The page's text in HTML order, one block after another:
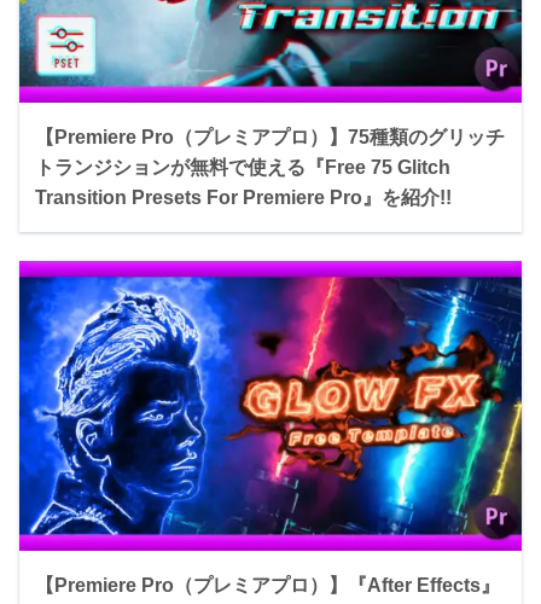
【Premiere Pro（プレミアプロ）】75種類のグリッチ
トランジションが無料で使える『Free 75 Glitch
Transition Presets For Premiere Pro』を紹介!!
【Premiere Pro（プレミアプロ）】『After Effects』